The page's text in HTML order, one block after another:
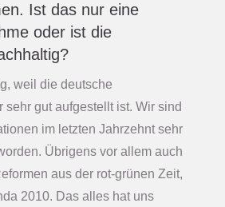
Ist das nur eine
oder ist die
weil die deutsche
sehr gut aufgestellt ist. Wir sind
im letzten Jahrzehnt sehr
Übrigens vor allem auch
aus der rot-grünen Zeit,
2010. Das alles hat uns